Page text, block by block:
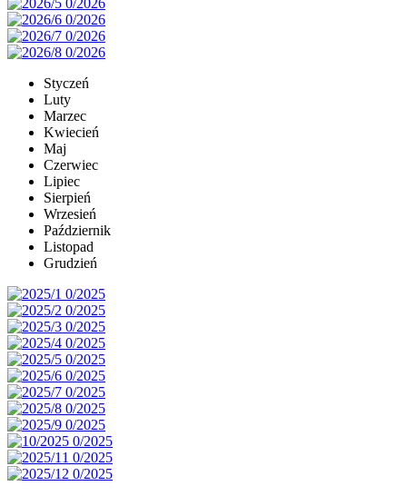
Styczeń
Luty
Marzec
Kwiecień
Maj
Czerwiec
Lipiec
Sierpień
Wrzesień
Październik
Listopad
Grudzień